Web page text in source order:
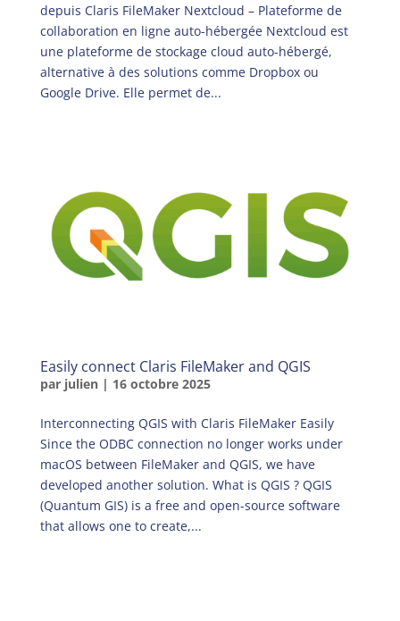
depuis Claris FileMaker Nextcloud – Plateforme de
collaboration en ligne auto-hébergée Nextcloud est
une plateforme de stockage cloud auto-hébergé,
alternative à des solutions comme Dropbox ou
Google Drive. Elle permet de...
Easily connect Claris FileMaker and QGIS
par julien| 16 octobre 2025
Interconnecting QGIS with Claris FileMaker Easily
Since the ODBC connection no longer works under
macOS between FileMaker and QGIS, we have
developed another solution. What is QGIS ? QGIS
(Quantum GIS) is a free and open-source software
that allows one to create,...